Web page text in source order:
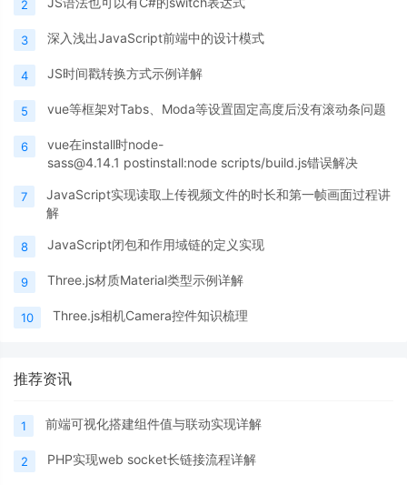
2
3 深入浅出JavaScript前端中的设计模式
4 JS时间戳转换方式示例详解
5 vue等框架对Tabs、Moda等设置固定高度后没有滚动条问题
6
vue在install时node-
sass@4.14.1 postinstall:node scripts/build.js错误解决
7
JavaScript实现读取上传视频文件的时长和第一帧画面过程讲
解
8 JavaScript闭包和作用域链的定义实现
9 Three.js材质Material类型示例详解
10 Three.js相机Camera控件知识梳理
推荐资讯
1 前端可视化搭建组件值与联动实现详解
2 PHP实现web socket长链接流程详解